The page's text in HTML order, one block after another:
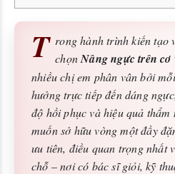
T rong hành trình kiến tạo
chọnNâng ngực trên cơ
nhiều chị em phân vân bởi
hưởng trực tiếp đến dáng
độ hồi phục và hiệu quả
muốn sở hữu vòng một đầy
ưu tiên, điều quan trọng nhất
chỗ – nơi có bác sĩ giỏi, kỹ